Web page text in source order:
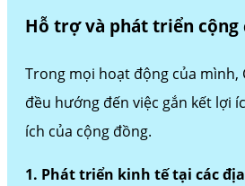
Hỗ trợ và phát triển cộng
Trong mọi hoạt động của mình,
đều hướng đến việc gắn kết lợi
ích của cộng đồng.
1. Phát triển kinh tế tại các